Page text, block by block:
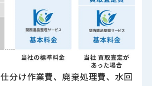
分け作業費、廃棄処理費、水回